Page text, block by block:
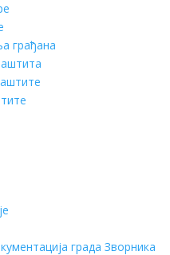
грађана
града Зворника